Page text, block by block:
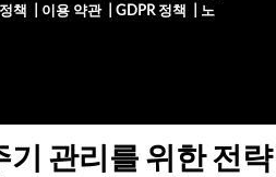
책 이용 약관| GDPR 정책
노
관리를 위한 전략